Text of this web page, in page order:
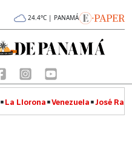
24.4°C | PANAMÁ
La Llorona Venezuela José